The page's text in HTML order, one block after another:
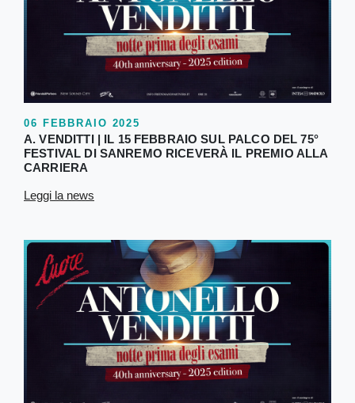
06 FEBBRAIO 2025
A. VENDITTI | IL 15 FEBBRAIO SUL PALCO DEL 75°
FESTIVAL DI SANREMO RICEVERÀ IL PREMIO ALLA
CARRIERA
Leggi la news